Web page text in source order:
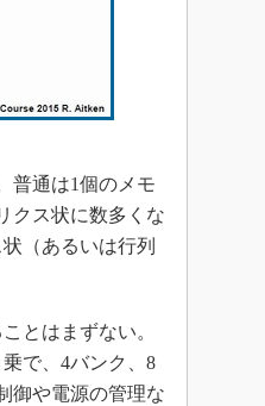
普通は1個のメモ
クス状に数多くな
（あるいは行列
とはまずない。
で、4バンク、8
御や電源の管理な